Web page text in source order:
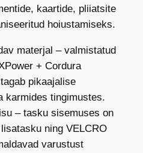
kaartide, pliiatsite
hoiustamiseks.
materjal – valmistatud
+ Cordura
pikaajalise
karmides tingimustes.
– tasku sisemuses on
ning VELCRO
varustust